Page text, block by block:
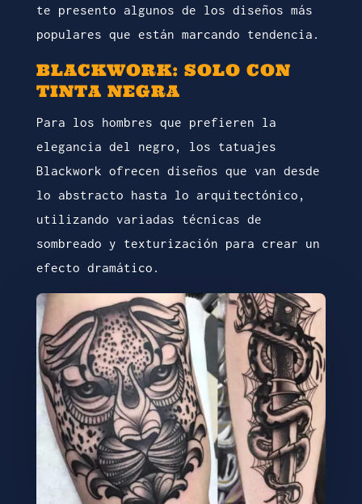
te presento algunos de los diseños más
populares que están marcando tendencia.
BLACKWORK: SOLO CON
TINTA NEGRA
Para los hombres que prefieren la
elegancia del negro, los tatuajes
Blackwork ofrecen diseños que van desde
lo abstracto hasta lo arquitectónico,
utilizando variadas técnicas de
sombreado y texturización para crear un
efecto dramático.